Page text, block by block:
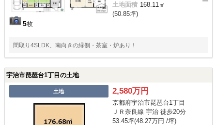
5枚
土地面積 168.11㎡
(50.85坪)
間取り4SLDK、南向きの縁側・茶室・炉あり！
宇治市琵琶台1丁目の土地
土地 2,580万円
京都府宇治市琵琶台1丁目
ＪＲ奈良線 宇治 徒歩20分
53.45坪(48.27万円 /坪)